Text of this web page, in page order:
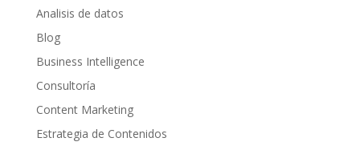
Analisis de datos
Blog
Business Intelligence
Consultoría
Content Marketing
Estrategia de Contenidos